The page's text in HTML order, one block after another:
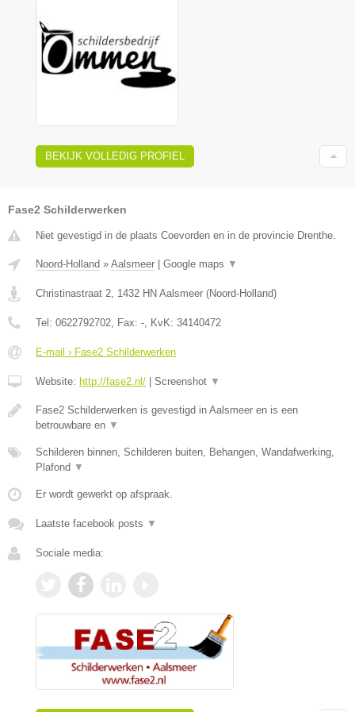
BEKIJK VOLLEDIG PROFIEL
Fase2 Schilderwerken
Niet gevestigd in de plaats Coevorden en in de provincie Drenthe.
Noord-Holland » Aalsmeer | Google maps ▼
Christinastraat 2 1432 HN Aalsmeer (Noord-Holland)
Tel: 0622792702 , Fax: - , KvK: 34140472
E-mail › Fase2 Schilderwerken
Website: http://fase2.nl/ | Screenshot ▼
Fase2 Schilderwerken is gevestigd in Aalsmeer en is een
betrouwbare en ▼
Schilderen binnen, Schilderen buiten, Behangen, Wandafwerking,
Plafond ▼
Er wordt gewerkt op afspraak.
Laatste facebook posts ▼
Sociale media: